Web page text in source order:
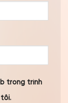
trong trình